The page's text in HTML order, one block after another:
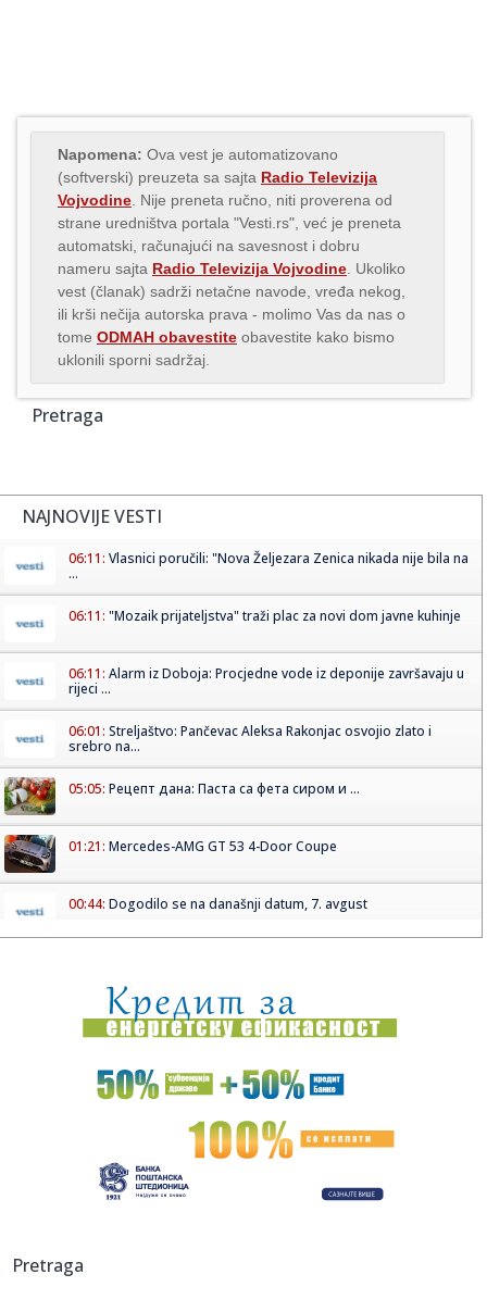
Napomena: Ova vest je automatizovano
(softverski) preuzeta sa sajta Radio Televizija
Vojvodine . Nije preneta ručno, niti proverena od
strane uredništva portala "Vesti.rs", već je preneta
automatski, računajući na savesnost i dobru
nameru sajta Radio Televizija Vojvodine . Ukoliko
vest (članak) sadrži netačne navode, vređa nekog,
ili krši nečija autorska prava - molimo Vas da nas o
tome ODMAH obavestite obavestite kako bismo
uklonili sporni sadržaj.
Pretraga
NAJNOVIJE VESTI
06:11: Vlasnici poručili: "Nova Željezara Zenica nikada nije bila na
...
06:11: "Mozaik prijateljstva" traži plac za novi dom javne kuhinje
06:11: Alarm iz Doboja: Procjedne vode iz deponije završavaju u
rijeci ...
06:01: Streljaštvo: Pančevac Aleksa Rakonjac osvojio zlato i
srebro na...
05:05: Рецепт дана: Паста са фета сиром и ...
01:21: Mercedes-AMG GT 53 4-Door Coupe
00:44: Dogodilo se na današnji datum, 7. avgust
00:34:Nissan Qashqai e-Power prešao 1980 km s jednim
rezervoarom goriv...
00:29:Evropa gori! Još jedan toplotni talas, cela Italija pod
crvenim ...
Zelenski smenio ambasadore u još četiri države
00:09:Humska konačno videla konkretan Partizan! Pogledajte
napredak...
Pretraga